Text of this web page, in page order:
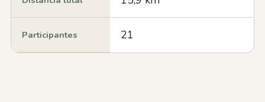
Participantes 21